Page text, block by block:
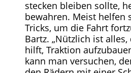
stecken bleiben sollte,
bewahren. Meist helfen
Tricks, um die Fahrt
Bartz. „Nützlich ist alles,
hilft, Traktion
kann man versuchen,